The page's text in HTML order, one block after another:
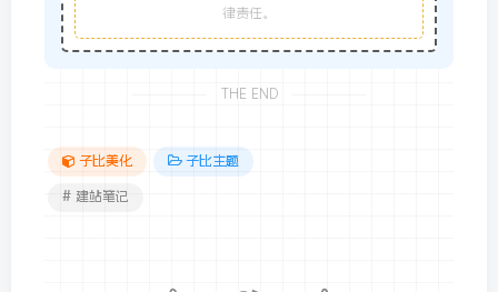
律责任。
THE END
子比美化 子比主题
# 建站笔记